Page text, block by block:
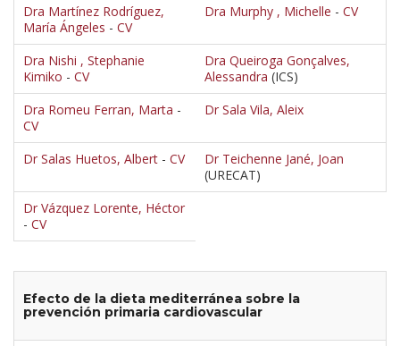
Dra Martínez Rodríguez,
María Ángeles - CV
Dra Murphy , Michelle - CV
Dra Nishi , Stephanie
Kimiko - CV
Dra Queiroga Gonçalves,
Alessandra (ICS)
Dra Romeu Ferran, Marta -
CV
Dr Sala Vila, Aleix
Dr Salas Huetos, Albert - CV
Dr Teichenne Jané, Joan
(URECAT)
Dr Vázquez Lorente, Héctor
- CV
Efecto de la dieta mediterránea sobre la
prevención primaria cardiovascular